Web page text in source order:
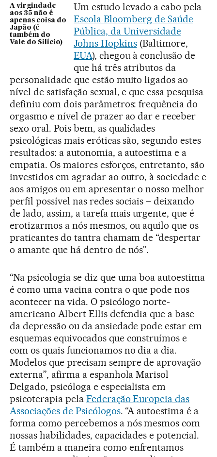
A virgindade
aos 35 não é
apenas coisa do
Japão (é
também do
Vale do Silício)
Um estudo levado a cabo pela
Escola Bloomberg de Saúde
Pública, da Universidade
Johns Hopkins(Baltimore,
EUA), chegou à conclusão de
que há três atributos da
personalidade que estão muito ligados ao
nível de satisfação sexual, e que essa pesquisa
definiu com dois parâmetros: frequência do
orgasmo e nível de prazer ao dar e receber
sexo oral. Pois bem, as qualidades
psicológicas mais eróticas são, segundo estes
resultados: a autonomia, a autoestima e a
empatia. Os maiores esforços, entretanto, são
investidos em agradar ao outro, à sociedade e
aos amigos ou em apresentar o nosso melhor
perfil possível nas redes sociais – deixando
de lado, assim, a tarefa mais urgente, que é
erotizarmos a nós mesmos, ou aquilo que os
praticantes do tantra chamam de “despertar
o amante que há dentro de nós”.
“Na psicologia se diz que uma boa autoestima
é como uma vacina contra o que pode nos
acontecer na vida. O psicólogo norte-
americano Albert Ellis defendia que a base
da depressão ou da ansiedade pode estar em
esquemas equivocados que construímos e
com os quais funcionamos no dia a dia.
Modelos que precisam sempre de aprovação
externa”, afirma a espanhola Marisol
Delgado, psicóloga e especialista em
psicoterapia pela Federação Europeia das
Associações de Psicólogos. “A autoestima é a
forma como percebemos a nós mesmos com
nossas habilidades, capacidades e potencial.
É também a maneira como enfrentamos